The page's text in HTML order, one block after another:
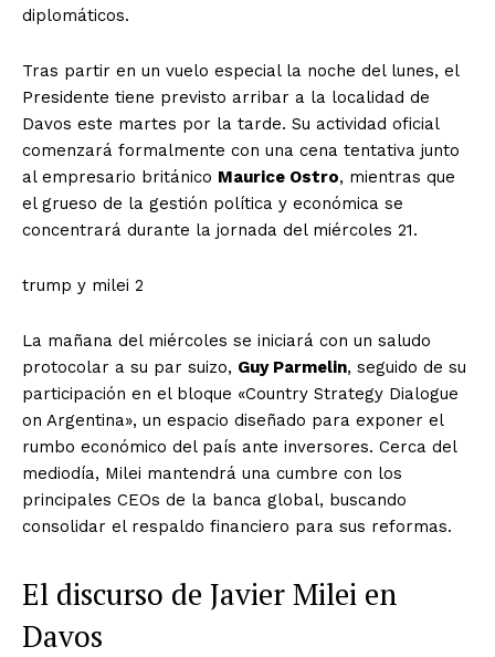
diplomáticos.
Tras partir en un vuelo especial la noche del lunes, el
Presidente tiene previsto arribar a la localidad de
Davos este martes por la tarde. Su actividad oficial
comenzará formalmente con una cena tentativa junto
al empresario británico Maurice Ostro, mientras que
el grueso de la gestión política y económica se
concentrará durante la jornada del miércoles 21.
trump y milei 2
La mañana del miércoles se iniciará con un saludo
protocolar a su par suizo, Guy Parmelin, seguido de su
participación en el bloque «Country Strategy Dialogue
on Argentina», un espacio diseñado para exponer el
rumbo económico del país ante inversores. Cerca del
mediodía, Milei mantendrá una cumbre con los
principales CEOs de la banca global, buscando
consolidar el respaldo financiero para sus reformas.
El discurso de Javier Milei en
Davos